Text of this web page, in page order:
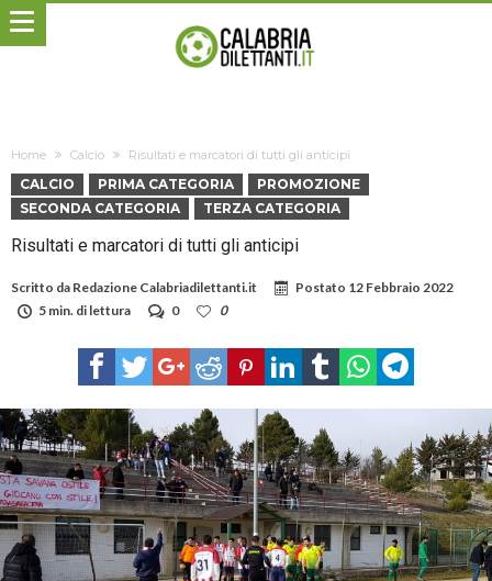
Home Calcio Risultati e marcatori di tutti gli anticipi
CALCIO PRIMA CATEGORIA
PROMOZIONE
SECONDA CATEGORIA
TERZA CATEGORIA
Risultati e marcatori di tutti gli anticipi
Scritto da Redazione Calabriadilettanti.it Postato 12 Febbraio 2022
5 min. di lettura
0 0